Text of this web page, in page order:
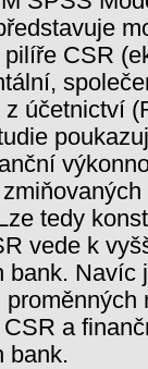
CSR
účetnictví
tedy
vede k
bank. Navíc
a
bank.